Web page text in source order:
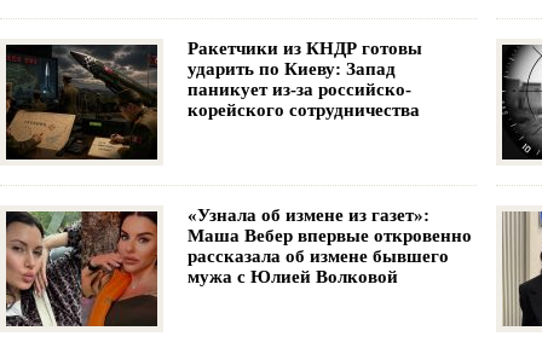
Ракетчики из КНДР готовы
ударить по Киеву: Запад
паникует из-за российско-
корейского сотрудничества
«Узнала об измене из газет»:
Маша Вебер впервые откровенно
рассказала об измене бывшего
мужа с Юлией Волковой